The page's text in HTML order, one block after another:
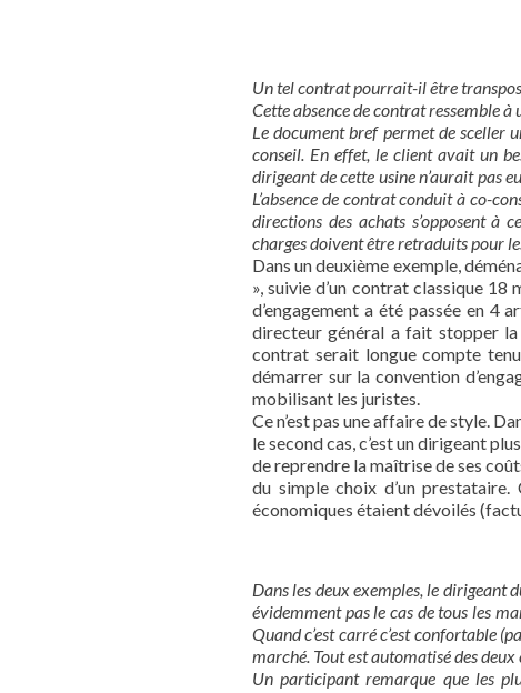
Un tel contrat pourrait-il être
Cette absence de contrat ressemble
Le document bref permet de sceller
conseil. En effet, le client avait un
dirigeant de cette usine n’aurait pas
L’absence de contrat conduit à co-
directions des achats s’opposent à
charges doivent être retraduits pour
Dans un deuxième exemple,
», suivie d’un contrat classique 18
d’engagement a été passée en 4
directeur général a fait stopper
contrat serait longue compte
démarrer sur la convention
mobilisant les juristes.
Ce n’est pas une affaire de style.
le second cas, c’est un dirigeant
de reprendre la maîtrise de ses
du simple choix d’un
économiques étaient dévoilés
Dans les deux exemples, le dirigeant
évidemment pas le cas de tous les
Quand c’est carré c’est confortable
marché. Tout est automatisé des
Un participant remarque que les